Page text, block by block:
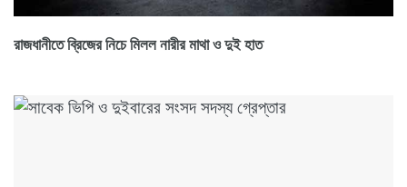
রাজধানীতে ব্রিজের নিচে মিলল নারীর মাথা ও দুই হাত